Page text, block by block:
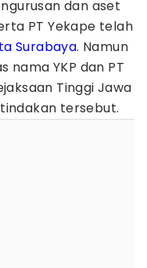
dan aset
PT Yekape telah
Surabaya. Namun
nama YKP dan PT
Tinggi Jawa
tersebut.